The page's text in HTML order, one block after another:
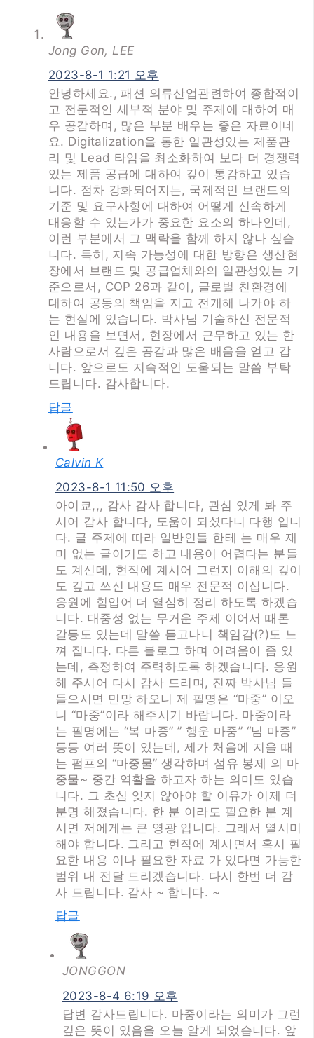
Jong Gon, LEE
2023-8-1 1:21 오후
안녕하세요., 패션 의류산업관련하여 종합적이
고 전문적인 세부적 분야 및 주제에 대하여 매
우 공감하며, 많은 부분 배우는 좋은 자료이네
요. Digitalization을 통한 일관성있는 제품관
리 및 Lead 타임을 최소화하여 보다 더 경쟁력
있는 제품 공급에 대하여 깊이 통감하고 있습
니다. 점차 강화되어지는, 국제적인 브랜드의
기준 및 요구사항에 대하여 어떻게 신속하게
대응할 수 있는가가 중요한 요소의 하나인데,
이런 부분에서 그 맥락을 함께 하지 않나 싶습
니다. 특히, 지속 가능성에 대한 방향은 생산현
장에서 브랜드 및 공급업체와의 일관성있는 기
준으로서, COP 26과 같이, 글로벌 친환경에
대하여 공동의 책임을 지고 전개해 나가야 하
는 현실에 있습니다. 박사님 기술하신 전문적
인 내용을 보면서, 현장에서 근무하고 있는 한
사람으로서 깊은 공감과 많은 배움을 얻고 갑
니다. 앞으로도 지속적인 도움되는 말씀 부탁
드립니다. 감사합니다.
답글
Calvin K
2023-8-1 11:50 오후
아이쿄,,, 감사 감사 합니다, 관심 있게 봐 주
시어 감사 합니다, 도움이 되셨다니 다행 입니
다. 글 주제에 따라 일반인들 한테 는 매우 재
미 없는 글이기도 하고 내용이 어렵다는 분들
도 계신데, 현직에 계시어 그런지 이해의 깊이
도 깊고 쓰신 내용도 매우 전문적 이십니다.
응원에 힘입어 더 열심히 정리 하도록 하겠습
니다. 대중성 없는 무거운 주제 이어서 때론
갈등도 있는데 말씀 듣고나니 책임감(?)도 느
껴 집니다. 다른 블로그 하며 어려움이 좀 있
는데, 측정하여 주력하도록 하겠습니다. 응원
해 주시어 다시 감사 드리며, 진짜 박사님 들
들으시면 민망 하오니 제 필명은 “마중” 이오
니 “마중”이라 해주시기 바랍니다. 마중이라
는 필명에는 “복 마중” ” 행운 마중” “님 마중”
등등 여러 뜻이 있는데, 제가 처음에 지을 때
는 펌프의 “마중물” 생각하며 섬유 봉제 의 마
중물~ 중간 역활을 하고자 하는 의미도 있습
니다. 그 초심 잊지 않아야 할 이유가 이제 더
분명 해졌습니다. 한 분 이라도 필요한 분 계
시면 저에게는 큰 영광 입니다. 그래서 열시미
해야 합니다. 그리고 현직에 계시면서 혹시 필
요한 내용 이나 필요한 자료 가 있다면 가능한
범위 내 전달 드리겠습니다. 다시 한번 더 감
사 드립니다. 감사 ~ 합니다. ~
답글
JONGGON
2023-8-4 6:19 오후
답변 감사드립니다. 마중이라는 의미가 그런
깊은 뜻이 있음을 오늘 알게 되었습니다. 앞